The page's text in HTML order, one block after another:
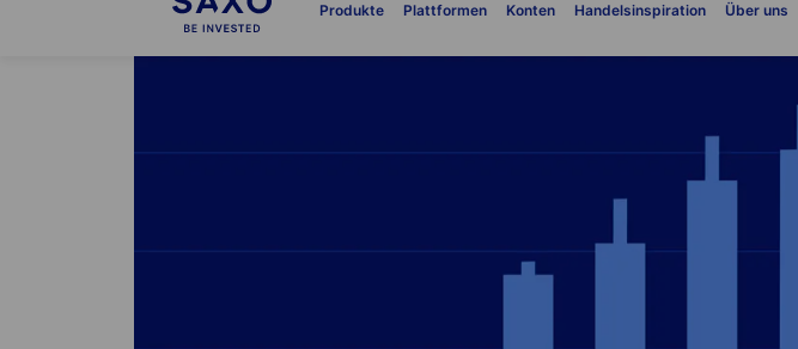
Produkte Plattformen Konten Handelsinspiration Über uns